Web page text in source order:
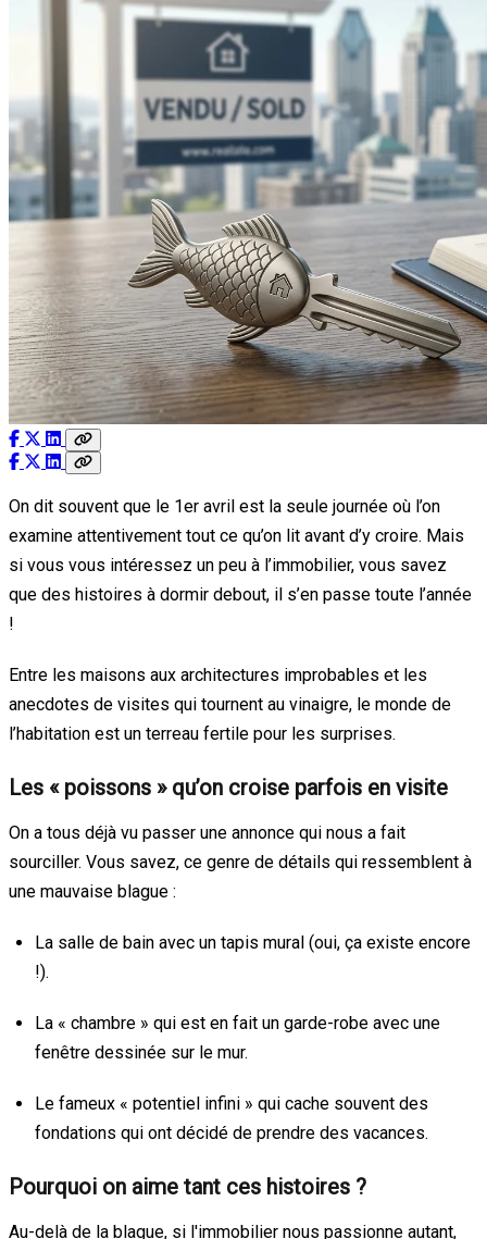
On dit souvent que le 1er avril est la seule journée où l’on
examine attentivement tout ce qu’on lit avant d’y croire. Mais
si vous vous intéressez un peu à l’immobilier, vous savez
que des histoires à dormir debout, il s’en passe toute l’année
!
Entre les maisons aux architectures improbables et les
anecdotes de visites qui tournent au vinaigre, le monde de
l’habitation est un terreau fertile pour les surprises.
Les « poissons » qu’on croise parfois en visite
On a tous déjà vu passer une annonce qui nous a fait
sourciller. Vous savez, ce genre de détails qui ressemblent à
une mauvaise blague :
La salle de bain avec un tapis mural (oui, ça existe encore
!).
La « chambre » qui est en fait un garde-robe avec une
fenêtre dessinée sur le mur.
Le fameux « potentiel infini » qui cache souvent des
fondations qui ont décidé de prendre des vacances.
Pourquoi on aime tant ces histoires ?
Au-delà de la blague, si l'immobilier nous passionne autant,